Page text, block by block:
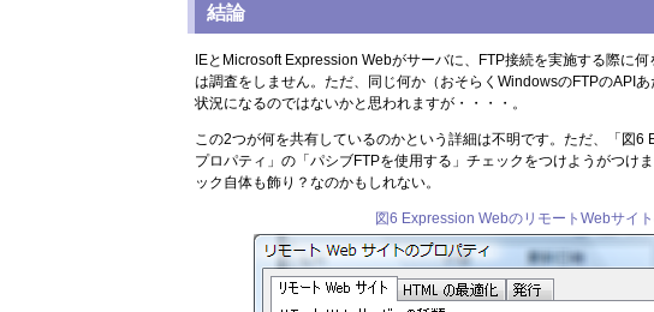
結論
IEとMicrosoft Expression Webがサーバに、FTP接続を実施する際に
は調査をしません。ただ、同じ何か（おそらくWindowsのFTPのAPI
状況になるのではないかと思われますが・・・・。
この2つが何を共有しているのかという詳細は不明です。ただ、「図
プロパティ」の「パシブFTPを使用する」チェックをつけようがつけ
ック自体も飾り？なのかもしれない。
図6 Expression WebのリモートWebサイ